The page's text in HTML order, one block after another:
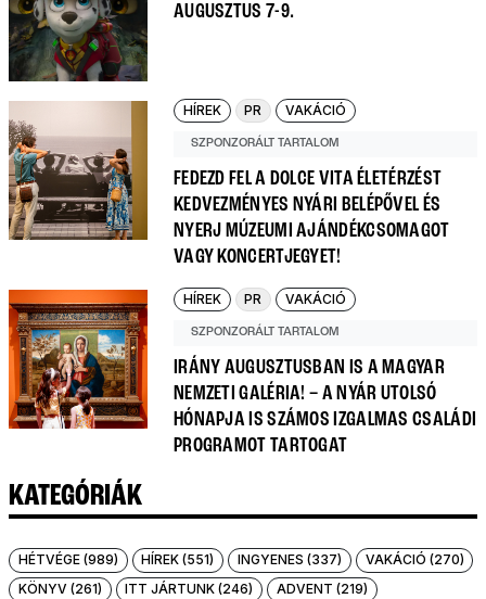
AUGUSZTUS 7-9.
HÍREK PR VAKÁCIÓ
SZPONZORÁLT TARTALOM
FEDEZD FEL A DOLCE VITA ÉLETÉRZÉST
KEDVEZMÉNYES NYÁRI BELÉPŐVEL ÉS
NYERJ MÚZEUMI AJÁNDÉKCSOMAGOT
VAGY KONCERTJEGYET!
HÍREK PR VAKÁCIÓ
SZPONZORÁLT TARTALOM
IRÁNY AUGUSZTUSBAN IS A MAGYAR
NEMZETI GALÉRIA! – A NYÁR UTOLSÓ
HÓNAPJA IS SZÁMOS IZGALMAS CSALÁDI
PROGRAMOT TARTOGAT
KATEGÓRIÁK
HÉTVÉGE (989) HÍREK (551) INGYENES (337)
VAKÁCIÓ (270)
KÖNYV (261)
ITT JÁRTUNK (246)
ADVENT (219)